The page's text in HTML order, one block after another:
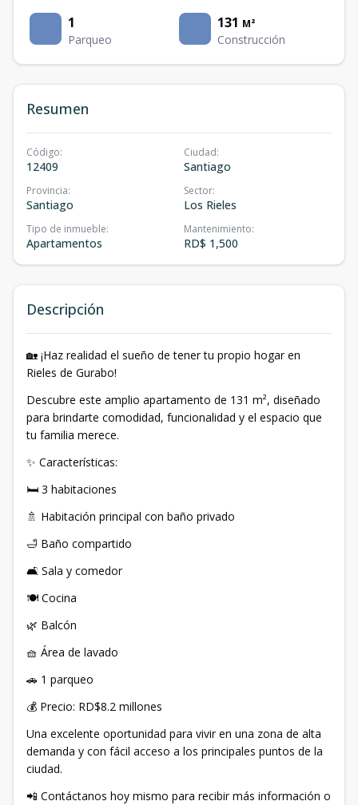
1
Parqueo
131 M²
Construcción
Resumen
Código:
12409
Ciudad:
Santiago
Provincia:
Santiago
Sector:
Los Rieles
Tipo de inmueble:
Apartamentos
Mantenimiento:
RD$ 1,500
Descripción
🏡 ¡Haz realidad el sueño de tener tu propio hogar en
Rieles de Gurabo!
Descubre este amplio apartamento de 131 m², diseñado
para brindarte comodidad, funcionalidad y el espacio que
tu familia merece.
✨ Características:
🛏️ 3 habitaciones
🚿 Habitación principal con baño privado
🛁 Baño compartido
🛋️ Sala y comedor
🍽️ Cocina
🌿 Balcón
🧺 Área de lavado
🚗 1 parqueo
💰 Precio: RD$8.2 millones
Una excelente oportunidad para vivir en una zona de alta
demanda y con fácil acceso a los principales puntos de la
ciudad.
📲 Contáctanos hoy mismo para recibir más información o